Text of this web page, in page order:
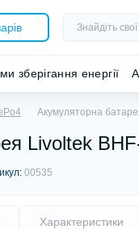
зберігання енергії
Акумуляторна
Livoltek
00535
Характеристики